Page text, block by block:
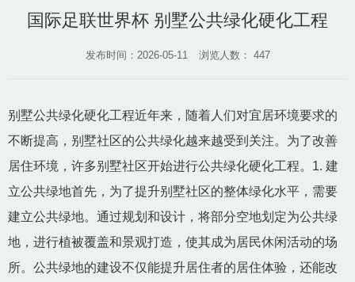
国际足联世界杯 别墅公共绿化硬化工程
发布时间：2026-05-11 浏览人数： 447
别墅公共绿化硬化工程近年来，随着人们对宜居环境要求的
不断提高，别墅社区的公共绿化越来越受到关注。为了改善
居住环境，许多别墅社区开始进行公共绿化硬化工程。1. 建
立公共绿地首先，为了提升别墅社区的整体绿化水平，需要
建立公共绿地。通过规划和设计，将部分空地划定为公共绿
地，进行植被覆盖和景观打造，使其成为居民休闲活动的场
所。公共绿地的建设不仅能提升居住者的居住体验，还能改